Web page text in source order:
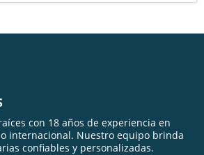
con 18 años de experiencia en
internacional. Nuestro equipo brinda
confiables y personalizadas.